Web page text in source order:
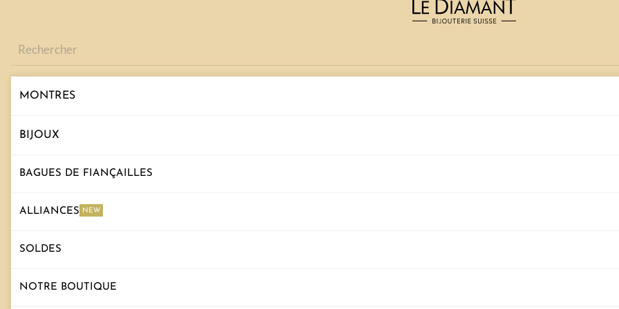
de
MONTRES
BIJOUX
BAGUES DE FIANÇAILLES
ALLIANCES NEW
SOLDES
NOTRE BOUTIQUE